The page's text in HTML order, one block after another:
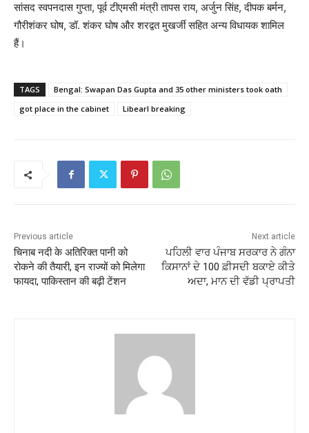
सांसद स्वपनदास गुप्ता, पूर्व टीएमसी मंत्री तापस राय, अर्जुन सिंह, दीपक बर्मन,
गौरीशंकर घोष, डॉ. शंकर घोष और शरद्वत मुखर्जी सहित अन्य विधायक शामिल
हैं।
TAGS
Bengal: Swapan Das Gupta and 35 other ministers took oath
got place in the cabinet
Libearl breaking
Previous article
चिनाब नदी के अतिरिक्त पानी को
रोकने की तैयारी, इन राज्यों को मिलेगा
फायदा, पाकिस्तान की बढ़ी टेंशन
Next article
ਪਹਿਲੀ ਵਾਰ ਪੰਜਾਬ ਸਰਕਾਰ ਨੇ ਗੰਨਾ
ਕਿਸਾਨਾਂ ਦੇ 100 ਫ਼ੀਸਦੀ ਬਕਾਏ ਕੀਤੇ
ਅਦਾ, ਮਾਨ ਦੀ ਵੱਡੀ ਪ੍ਰਾਪਤੀ